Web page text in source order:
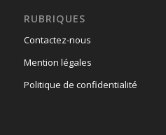
RUBRIQUES
Contactez-nous
Mention légales
Politique de confidentialité